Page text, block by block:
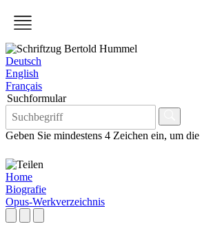
Deutsch
English
Français
Suchformular
Geben Sie mindestens 4 Zeichen ein, um die
Home
Biografie
Opus-Werkverzeichnis